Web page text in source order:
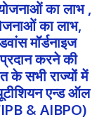
का लाभ ,
का लाभ,
मॉर्डनाइज
करने की
के सभी राज्यों में
एन्ड ऑल
& AIBPO)